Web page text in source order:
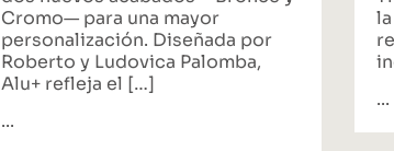
Cromo— para una mayor
personalización. Diseñada por
Roberto y Ludovica Palomba,
Alu+ refleja el […]
...
...